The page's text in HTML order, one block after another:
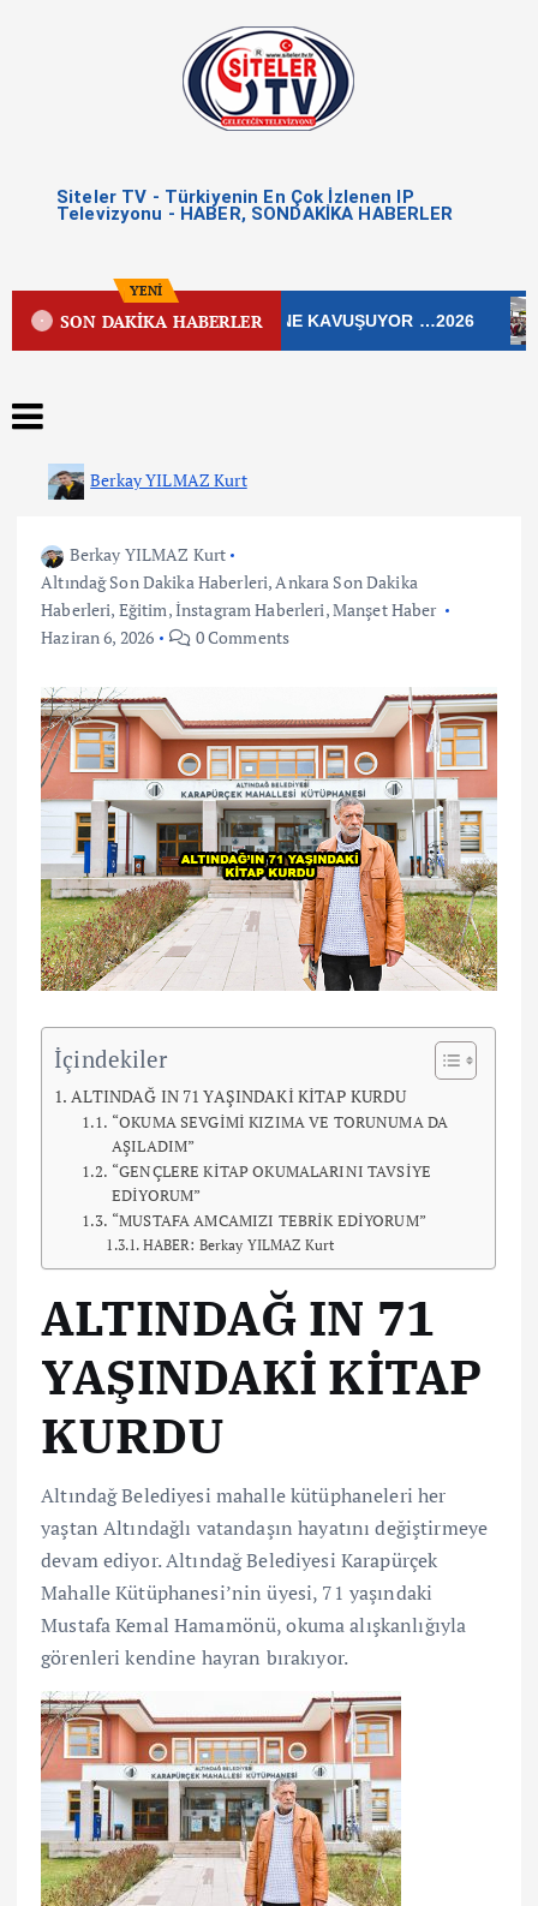
Siteler TV - Türkiyenin En Çok İzlenen IP
Televizyonu - HABER, SONDAKİKA HABERLER
YENİ
SON DAKİKA HABERLER
CADDESİ YENİ ÇEHRESİNE KAVUŞUYOR …2026
Berkay YILMAZ Kurt
Berkay YILMAZ Kurt
Altındağ Son Dakika Haberleri,Ankara Son Dakika
Haberleri, Eğitim,İnstagram Haberleri,Manşet Haber
Haziran 6, 2026
0 Comments
İçindekiler
ALTINDAĞ IN 71 YAŞINDAKİ KİTAP KURDU
“OKUMA SEVGİMİ KIZIMA VE TORUNUMA DA
AŞILADIM”
“GENÇLERE KİTAP OKUMALARINI TAVSİYE
EDİYORUM”
“MUSTAFA AMCAMIZI TEBRİK EDİYORUM”
HABER: Berkay YILMAZ Kurt
ALTINDAĞ IN 71
YAŞINDAKİ KİTAP
KURDU
Altındağ Belediyesi mahalle kütüphaneleri her
yaştan Altındağlı vatandaşın hayatını değiştirmeye
devam ediyor. Altındağ Belediyesi Karapürçek
Mahalle Kütüphanesi’nin üyesi, 71 yaşındaki
Mustafa Kemal Hamamönü, okuma alışkanlığıyla
görenleri kendine hayran bırakıyor.